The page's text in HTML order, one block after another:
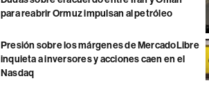
para reabrir Ormuz impulsan al petróleo
Presión sobre los márgenes de MercadoLibre
inquieta a inversores y acciones caen en el
Nasdaq